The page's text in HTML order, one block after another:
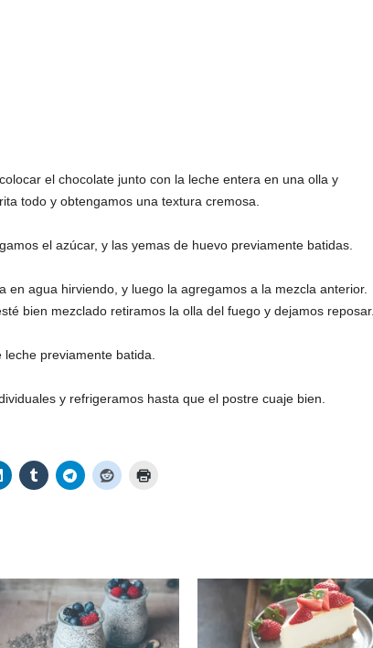
el chocolate junto con la leche entera en una olla y
todo y obtengamos una textura cremosa.
el azúcar, y las yemas de huevo previamente batidas.
en agua hirviendo, y luego la agregamos a la mezcla anterior.
bien mezclado retiramos la olla del fuego y dejamos reposar.
previamente batida.
y refrigeramos hasta que el postre cuaje bien.